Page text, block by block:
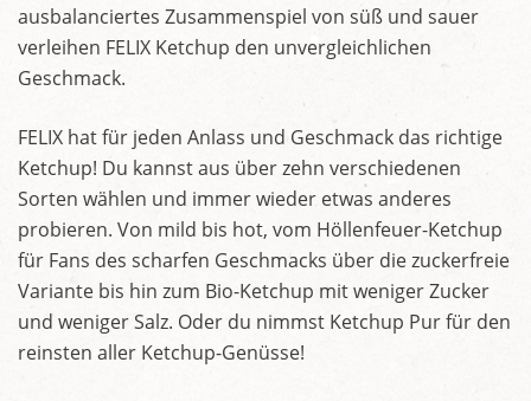
ausbalanciertes Zusammenspiel von süß und sauer
verleihen FELIX Ketchup den unvergleichlichen
Geschmack.
FELIX hat für jeden Anlass und Geschmack das richtige
Ketchup! Du kannst aus über zehn verschiedenen
Sorten wählen und immer wieder etwas anderes
probieren. Von mild bis hot, vom Höllenfeuer-Ketchup
für Fans des scharfen Geschmacks über die zuckerfreie
Variante bis hin zum Bio-Ketchup mit weniger Zucker
und weniger Salz. Oder du nimmst Ketchup Pur für den
reinsten aller Ketchup-Genüsse!